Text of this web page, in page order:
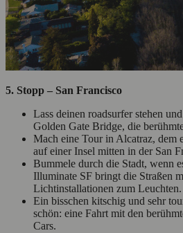
5. Stopp – San Francisco
Lass deinen roadsurfer stehen
Golden Gate Bridge, die
Mach eine Tour in Alcatraz, dem
auf einer Insel mitten in der San
Bummele durch die Stadt, wenn
Illuminate SF bringt die Straßen
Lichtinstallationen zum Leuchten.
Ein bisschen kitschig und sehr
schön: eine Fahrt mit den
Cars.